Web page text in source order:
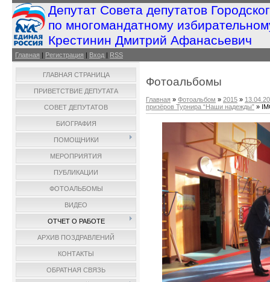
Депутат Совета депутатов
по многомандатному
Крестинин Дмитрий Афанасьевич
Главная | Регистрация | Вход | RSS
ГЛАВНАЯ СТРАНИЦА
ПРИВЕТСТВИЕ ДЕПУТАТА
СОВЕТ ДЕПУТАТОВ
БИОГРАФИЯ
ПОМОЩНИКИ
МЕРОПРИЯТИЯ
ПУБЛИКАЦИИ
ФОТОАЛЬБОМЫ
ВИДЕО
ОТЧЕТ О РАБОТЕ
АРХИВ ПОЗДРАВЛЕНИЙ
КОНТАКТЫ
ОБРАТНАЯ СВЯЗЬ
Фотоальбомы
Главная » Фотоальбом » 2015 »
призёров Турнира “Наши надежды” »